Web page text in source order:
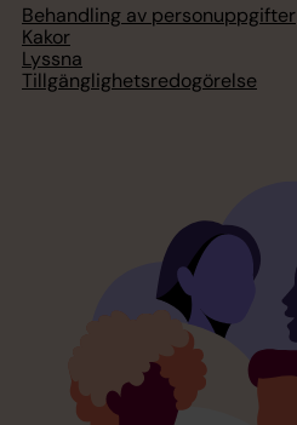
Behandling av personuppgifter
Kakor
Lyssna
Tillgänglighetsredogörelse